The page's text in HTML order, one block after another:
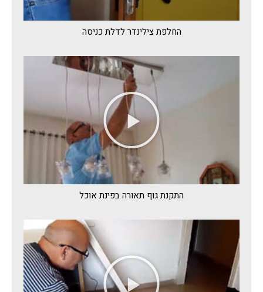
החלפת צילינדר לדלת כניסה
התקנת גוף תאורה בפינת אוכל